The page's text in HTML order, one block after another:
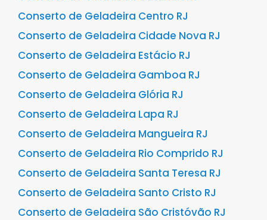
Conserto de Geladeira Centro RJ
Conserto de Geladeira Cidade Nova RJ
Conserto de Geladeira Estácio RJ
Conserto de Geladeira Gamboa RJ
Conserto de Geladeira Glória RJ
Conserto de Geladeira Lapa RJ
Conserto de Geladeira Mangueira RJ
Conserto de Geladeira Rio Comprido RJ
Conserto de Geladeira Santa Teresa RJ
Conserto de Geladeira Santo Cristo RJ
Conserto de Geladeira São Cristóvão RJ